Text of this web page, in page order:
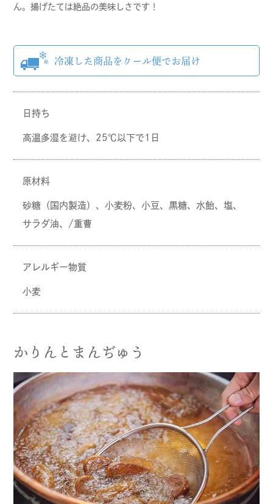
ん。揚げたては絶品の美味しさです！
日持ち
高温多湿を避け、25℃以下で1日
原材料
砂糖（国内製造）、小麦粉、小豆、黒糖、水飴、塩、
サラダ油、/重曹
アレルギー物質
小麦
かりんとまんぢゅう